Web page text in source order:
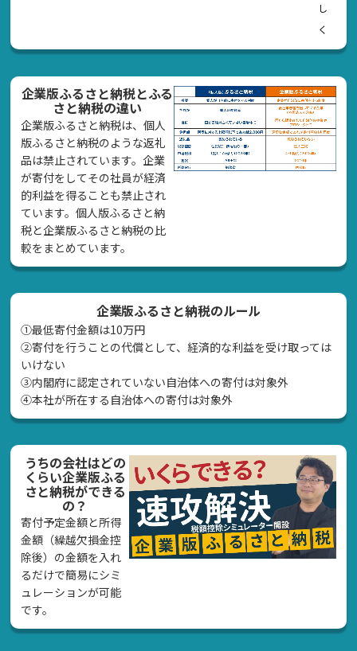
し
く
企業版ふるさと納税とふる
さと納税の違い
企業版ふるさと納税は、個人
版ふるさと納税のような返礼
品は禁止されています。企業
が寄付をしてその社員が経済
的利益を得ることも禁止され
ています。個人版ふるさと納
税と企業版ふるさと納税の比
較をまとめています。
企業版ふるさと納税のルール
①最低寄付金額は10万円
②寄付を行うことの代償として、経済的な利益を受け取っては
いけない
➂内閣府に認定されていない自治体への寄付は対象外
④本社が所在する自治体への寄付は対象外
うちの会社はどの
くらい企業版ふる
さと納税ができる
の？
寄付予定金額と所得
金額（繰越欠損金控
除後）の金額を入れ
るだけで簡易にシミ
ュレーションが可能
です。